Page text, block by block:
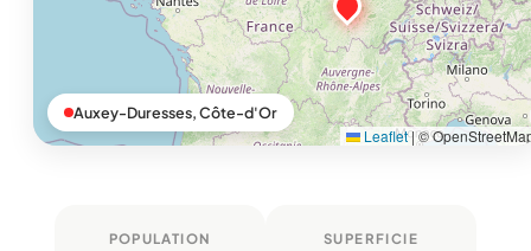
Leaflet|©
Auxey-Duresses, Côte-d'Or
POPULATION SUPERFICIE